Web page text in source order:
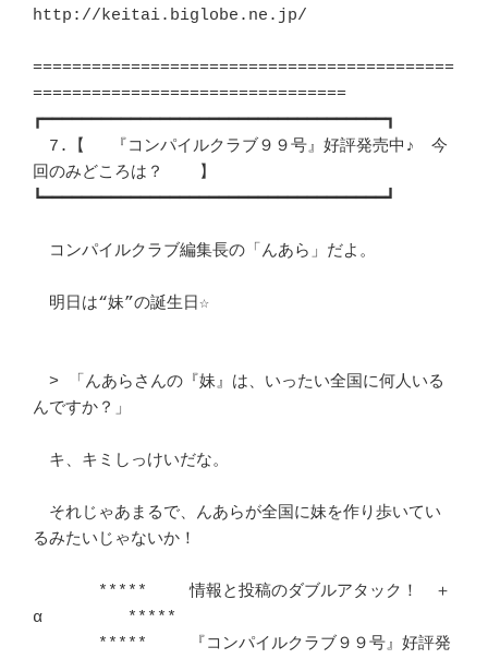
http://keitai.biglobe.ne.jp/
===========================================
================================
┏━━━━━━━━━━━━━━━━━━━━━━━━━━━━━━━━━━━┓
7.【 　『コンパイルクラブ９９号』好評発売中♪　今
回のみどころは？ 　 】
┗━━━━━━━━━━━━━━━━━━━━━━━━━━━━━━━━━━━┛
コンパイルクラブ編集長の「んあら」だよ。
明日は“妹”の誕生日☆
> 「んあらさんの『妹』は、いったい全国に何人いる
んですか？」
キ、キミしっけいだな。
それじゃあまるで、んあらが全国に妹を作り歩いてい
るみたいじゃないか！
***** 　　情報と投稿のダブルアタック！　＋
α 　　　　 *****
***** 　　『コンパイルクラブ９９号』好評発